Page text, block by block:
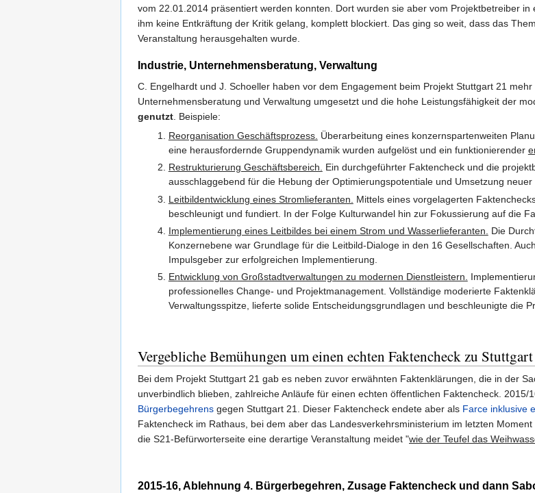
vom 22.01.2014 präsentiert werden konnten. Dort wurden sie aber vom Projektbetreiber
ihm keine Entkräftung der Kritik gelang, komplett blockiert. Das ging so weit, dass das
Veranstaltung herausgehalten wurde.
Industrie, Unternehmensberatung, Verwaltung
C. Engelhardt und J. Schoeller haben vor dem Engagement beim Projekt Stuttgart 21
Unternehmensberatung und Verwaltung umgesetzt und die hohe Leistungsfähigkeit der
genutzt. Beispiele:
Reorganisation Geschäftsprozess. Überarbeitung eines konzernspartenweiten
eine herausfordernde Gruppendynamik wurden aufgelöst und ein funktionierender
Restrukturierung Geschäftsbereich. Ein durchgeführter Faktencheck und die
ausschlaggebend für die Hebung der Optimierungspotentiale und Umsetzung
Leitbildentwicklung eines Stromlieferanten.
Mittels eines vorgelagerten
beschleunigt und fundiert. In der Folge Kulturwandel hin zur Fokussierung auf die
Implementierung eines Leitbildes bei einem Strom und Wasserlieferanten.
Die
Konzernebene war Grundlage für die Leitbild-Dialoge in den 16 Gesellschaften.
Impulsgeber zur erfolgreichen Implementierung.
Entwicklung von Großstadtverwaltungen zu modernen Dienstleistern.
professionelles Change- und Projektmanagement. Vollständige moderierte
Verwaltungsspitze, lieferte solide Entscheidungsgrundlagen und beschleunigte die
Vergebliche Bemühungen um einen echten Faktencheck zu
Bei dem Projekt Stuttgart 21 gab es neben zuvor erwähnten Faktenklärungen, die in der
unverbindlich blieben, zahlreiche Anläufe für einen echten öffentlichen Faktencheck. 2015/
Bürgerbegehrens gegen Stuttgart 21. Dieser Faktencheck endete aber als Farce inklusive
Faktencheck im Rathaus, bei dem aber das Landesverkehrsministerium im letzten
die S21-Befürworterseite eine derartige Veranstaltung meidet "wie der Teufel das
2015-16, Ablehnung 4. Bürgerbegehren, Zusage Faktencheck und dann